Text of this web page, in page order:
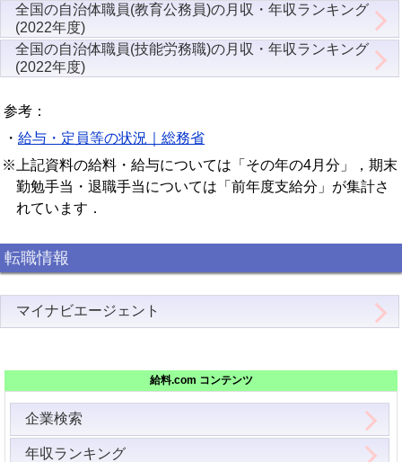
全国の自治体職員(教育公務員)の月収・年収ランキング
(2022年度)
全国の自治体職員(技能労務職)の月収・年収ランキング
(2022年度)
参考：
・ 給与・定員等の状況｜総務省
※上記資料の給料・給与については「その年の4月分」，期末
勤勉手当・退職手当については「前年度支給分」が集計さ
れています．
転職情報
マイナビエージェント
給料.com コンテンツ
企業検索
年収ランキング